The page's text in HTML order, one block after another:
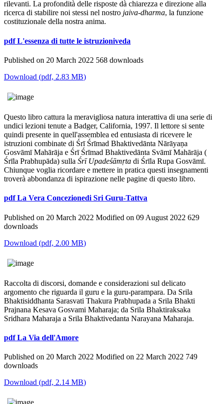
rilevanti. La profondità delle risposte dà chiarezza e direzione alla
ricerca di stabilire noi stessi nel nostro jaiva-dharma, la funzione
costituzionale della nostra anima.
pdf L'essenza di tutte le istruzioniveda
Published on 20 March 2022 568 downloads
Download (pdf, 2.83 MB)
Questo libro cattura la meravigliosa natura interattiva di una serie di
undici lezioni tenute a Badger, California, 1997. Il lettore si sente
quindi presente in quell'assemblea ed entusiasta di ricevere le
istruzioni combinate di Śrī Śrīmad Bhaktivedānta Nārāyaṇa
Gosvāmī Mahārāja e Śrī Śrīmad Bhaktivedānta Svāmī Mahārāja (
Śrīla Prabhupāda) sulla Śrī Upadeśāmṛta di Śrīla Rupa Gosvāmī.
Chiunque voglia ricordare e mettere in pratica questi insegnamenti
troverà abbondanza di ispirazione nelle pagine di questo libro.
pdf La Vera Concezionedi Sri Guru-Tattva
Published on 20 March 2022 Modified on 09 August 2022 629
downloads
Download (pdf, 2.00 MB)
Raccolta di discorsi, domande e considerazioni sul delicato
argomento che riguarda il guru e la guru-parampara. Da Srila
Bhaktisiddhanta Sarasvati Thakura Prabhupada a Srila Bhakti
Prajnana Kesava Gosvami Maharaja; da Srila Bhaktiraksaka
Sridhara Maharaja a Srila Bhaktivedanta Narayana Maharaja.
pdf La Via dell'Amore
Published on 20 March 2022 Modified on 22 March 2022 749
downloads
Download (pdf, 2.14 MB)